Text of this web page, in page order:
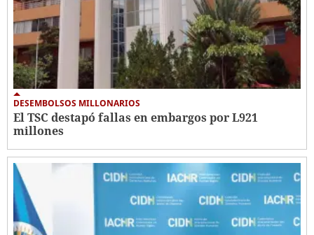
DESEMBOLSOS MILLONARIOS
El TSC destapó fallas en embargos por L921
millones